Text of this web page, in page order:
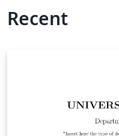
Recent